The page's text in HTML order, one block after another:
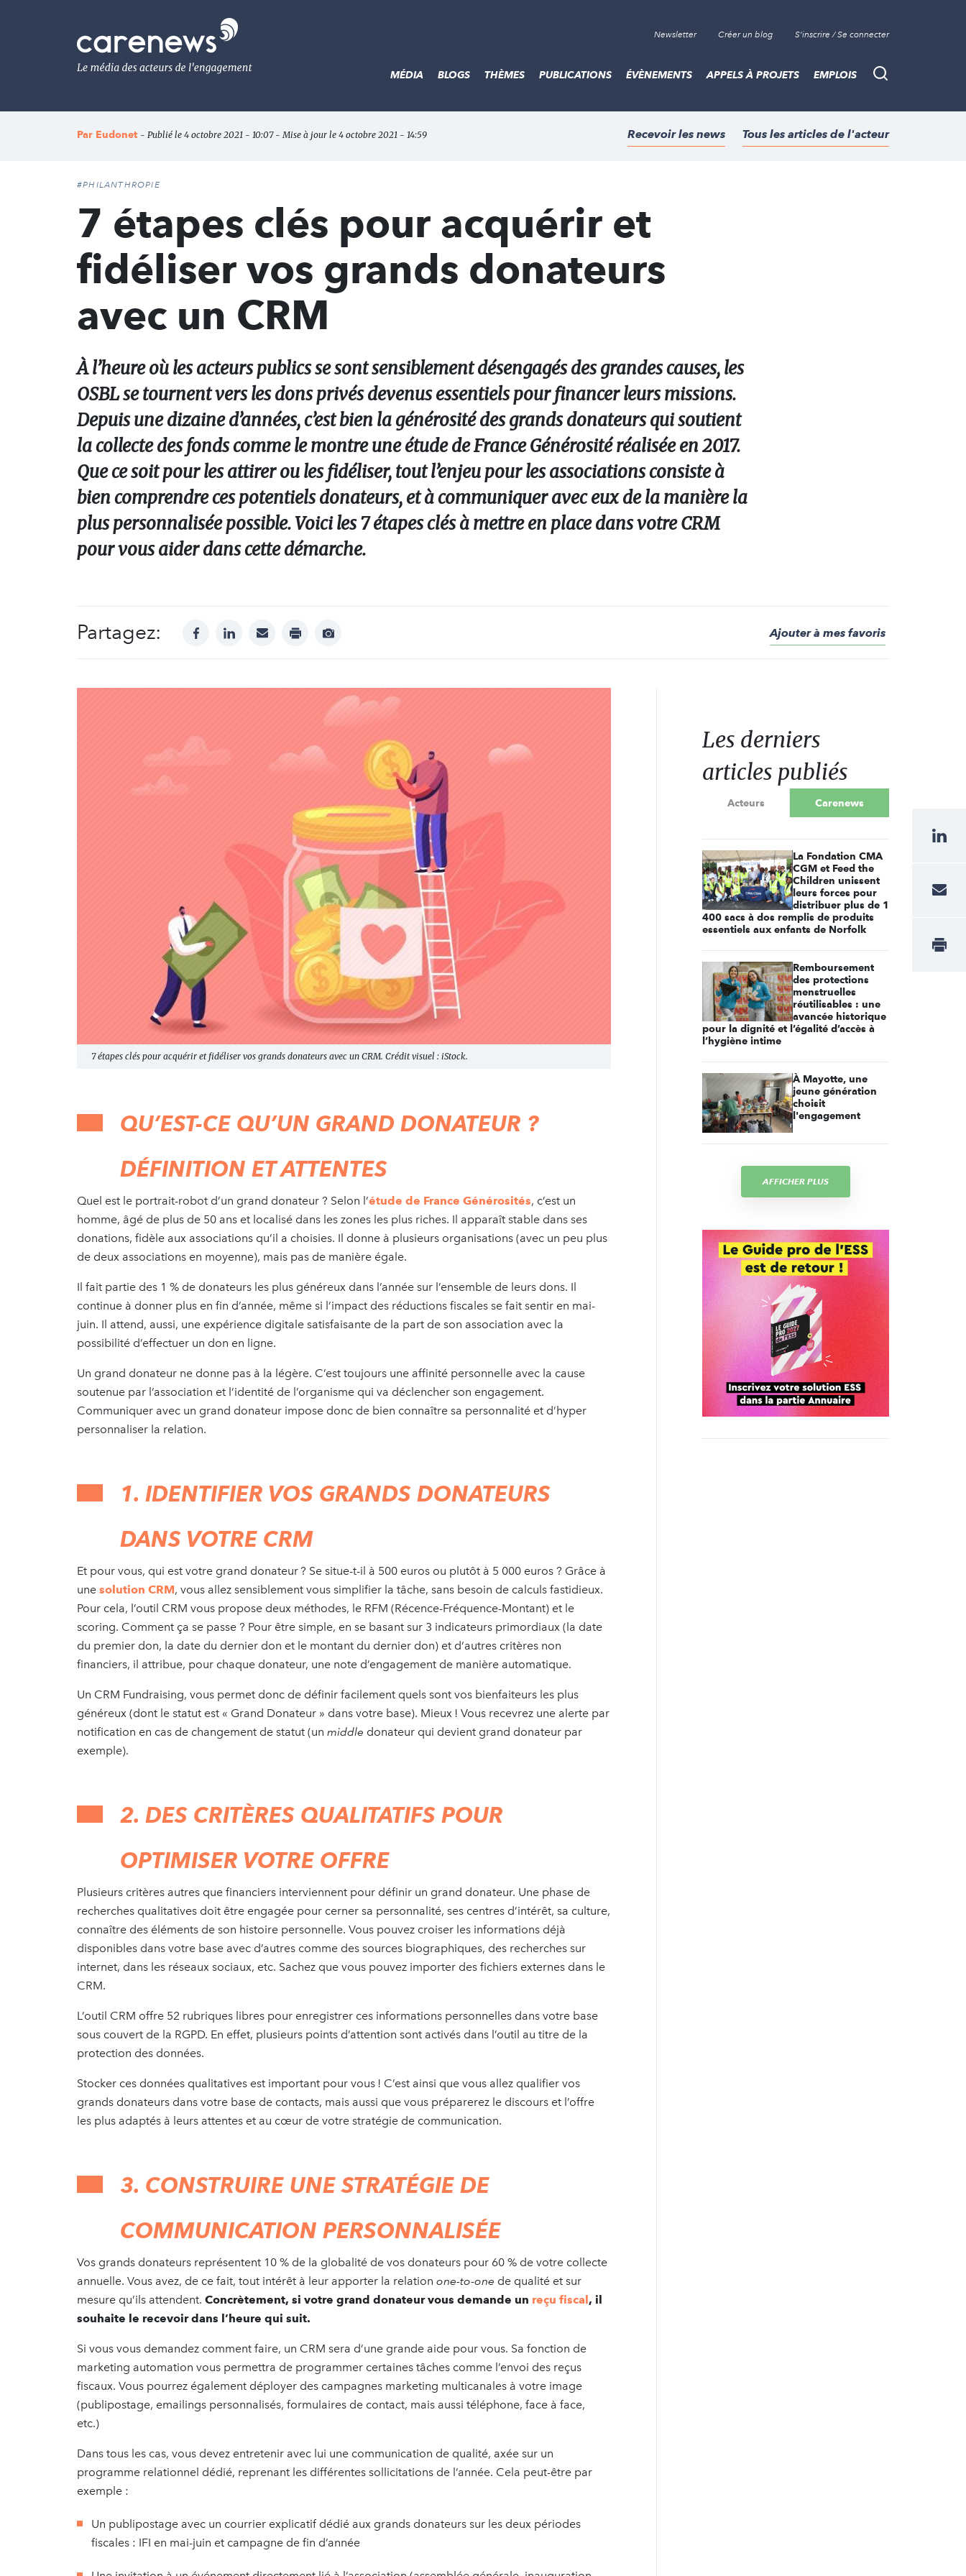
Le
média
de
l'engagement
Newsletter Créer un blog S'inscrire / Se connecter
Recherche
MÉDIA BLOGS THÈMES PUBLICATIONS ÉVÈNEMENTS APPELS À PROJETS EMPLOIS
Par Eudonet - Publié le 4 octobre 2021 - 10:07 - Mise à jour le 4 octobre 2021 - 14:59 Recevoir les news Tous les articles de l'acteur
#PHILANTHROPIE
7 étapes clés pour acquérir et
fidéliser vos grands donateurs
avec un CRM
À l’heure où les acteurs publics se sont sensiblement désengagés des grandes causes, les
OSBL se tournent vers les dons privés devenus essentiels pour financer leurs missions.
Depuis une dizaine d’années, c’est bien la générosité des grands donateurs qui soutient
la collecte des fonds comme le montre une étude de France Générosité réalisée en 2017.
Que ce soit pour les attirer ou les fidéliser, tout l’enjeu pour les associations consiste à
bien comprendre ces potentiels donateurs, et à communiquer avec eux de la manière la
plus personnalisée possible. Voici les 7 étapes clés à mettre en place dans votre CRM
pour vous aider dans cette démarche.
Partagez: facebooklinkedinmail print
Afficher
Ajouter à mes favoris
7 étapes clés pour acquérir et fidéliser vos grands donateurs avec un CRM. Crédit visuel : iStock.
QU’EST-CE QU’UN GRAND DONATEUR ?
DÉFINITION ET ATTENTES
Quel est le portrait-robot d’un grand donateur ? Selon l’étude de France Générosités, c’est un
homme, âgé de plus de 50 ans et localisé dans les zones les plus riches. Il apparaît stable dans ses
donations, fidèle aux associations qu’il a choisies. Il donne à plusieurs organisations (avec un peu plus
de deux associations en moyenne), mais pas de manière égale.
Il fait partie des 1 % de donateurs les plus généreux dans l’année sur l’ensemble de leurs dons. Il
continue à donner plus en fin d’année, même si l’impact des réductions fiscales se fait sentir en mai-
juin. Il attend, aussi, une expérience digitale satisfaisante de la part de son association avec la
possibilité d’effectuer un don en ligne.
Un grand donateur ne donne pas à la légère. C’est toujours une affinité personnelle avec la cause
soutenue par l’association et l’identité de l’organisme qui va déclencher son engagement.
Communiquer avec un grand donateur impose donc de bien connaître sa personnalité et d’hyper
personnaliser la relation.
1. IDENTIFIER VOS GRANDS DONATEURS
DANS VOTRE CRM
Et pour vous, qui est votre grand donateur ? Se situe-t-il à 500 euros ou plutôt à 5 000 euros ? Grâce à
une solution CRM, vous allez sensiblement vous simplifier la tâche, sans besoin de calculs fastidieux.
Pour cela, l’outil CRM vous propose deux méthodes, le RFM (Récence-Fréquence-Montant) et le
scoring. Comment ça se passe ? Pour être simple, en se basant sur 3 indicateurs primordiaux (la date
du premier don, la date du dernier don et le montant du dernier don) et d‘autres critères non
financiers, il attribue, pour chaque donateur, une note d’engagement de manière automatique.
Un CRM Fundraising, vous permet donc de définir facilement quels sont vos bienfaiteurs les plus
généreux (dont le statut est « Grand Donateur » dans votre base). Mieux ! Vous recevrez une alerte par
notification en cas de changement de statut (un middle donateur qui devient grand donateur par
exemple).
2. DES CRITÈRES QUALITATIFS POUR
OPTIMISER VOTRE OFFRE
Plusieurs critères autres que financiers interviennent pour définir un grand donateur. Une phase de
recherches qualitatives doit être engagée pour cerner sa personnalité, ses centres d’intérêt, sa culture,
connaître des éléments de son histoire personnelle. Vous pouvez croiser les informations déjà
disponibles dans votre base avec d’autres comme des sources biographiques, des recherches sur
internet, dans les réseaux sociaux, etc. Sachez que vous pouvez importer des fichiers externes dans le
CRM.
L’outil CRM offre 52 rubriques libres pour enregistrer ces informations personnelles dans votre base
sous couvert de la RGPD. En effet, plusieurs points d’attention sont activés dans l’outil au titre de la
protection des données.
Stocker ces données qualitatives est important pour vous ! C’est ainsi que vous allez qualifier vos
grands donateurs dans votre base de contacts, mais aussi que vous préparerez le discours et l’offre
les plus adaptés à leurs attentes et au cœur de votre stratégie de communication.
3. CONSTRUIRE UNE STRATÉGIE DE
COMMUNICATION PERSONNALISÉE
Vos grands donateurs représentent 10 % de la globalité de vos donateurs pour 60 % de votre collecte
annuelle. Vous avez, de ce fait, tout intérêt à leur apporter la relation one-to-one de qualité et sur
mesure qu’ils attendent. Concrètement, si votre grand donateur vous demande un reçu fiscal, il
souhaite le recevoir dans l’heure qui suit.
Si vous vous demandez comment faire, un CRM sera d’une grande aide pour vous. Sa fonction de
marketing automation vous permettra de programmer certaines tâches comme l’envoi des reçus
fiscaux. Vous pourrez également déployer des campagnes marketing multicanales à votre image
(publipostage, emailings personnalisés, formulaires de contact, mais aussi téléphone, face à face,
etc.)
Dans tous les cas, vous devez entretenir avec lui une communication de qualité, axée sur un
programme relationnel dédié, reprenant les différentes sollicitations de l’année. Cela peut-être par
exemple :
Un publipostage avec un courrier explicatif dédié aux grands donateurs sur les deux périodes
fiscales : IFI en mai-juin et campagne de fin d’année
Les derniers
articles publiés
Acteurs Carenews
La Fondation CMA
CGM et Feed the
Children unissent
leurs forces pour
distribuer plus de 1
400 sacs à dos remplis de produits
essentiels aux enfants de Norfolk
Remboursement
des protections
menstruelles
réutilisables : une
avancée historique
pour la dignité et l’égalité d’accès à
l’hygiène intime
À Mayotte, une
jeune génération
choisit
l'engagement
AFFICHER PLUS